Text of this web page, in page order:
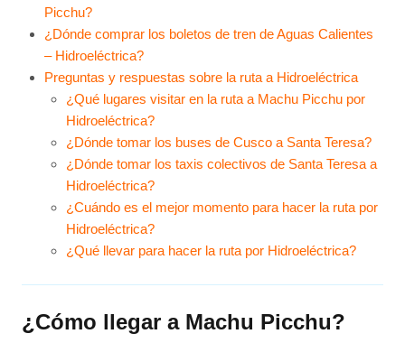
Picchu?
¿Dónde comprar los boletos de tren de Aguas Calientes
– Hidroeléctrica?
Preguntas y respuestas sobre la ruta a Hidroeléctrica
¿Qué lugares visitar en la ruta a Machu Picchu por
Hidroeléctrica?
¿Dónde tomar los buses de Cusco a Santa Teresa?
¿Dónde tomar los taxis colectivos de Santa Teresa a
Hidroeléctrica?
¿Cuándo es el mejor momento para hacer la ruta por
Hidroeléctrica?
¿Qué llevar para hacer la ruta por Hidroeléctrica?
¿Cómo llegar a Machu Picchu?